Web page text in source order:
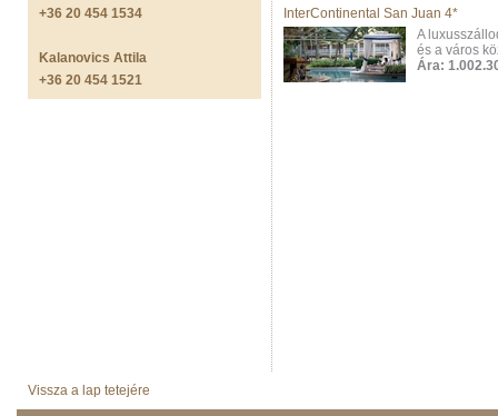
+36 20 454 1534
Kalanovics Attila
+36 20 454 1521
InterContinental San Juan 4*
A
és a város
Ára:
Vissza a lap tetejére